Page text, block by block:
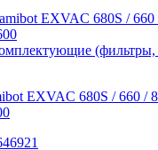
EXVAC 680S / 660 /